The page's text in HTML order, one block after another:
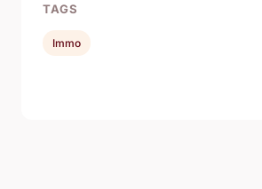
TAGS
Immo